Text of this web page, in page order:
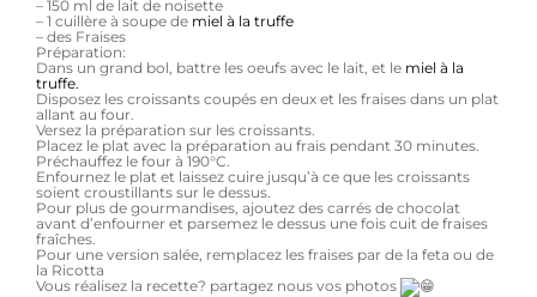
– 150 ml de lait de noisette
– 1 cuillère à soupe de miel à la truffe
– des Fraises
Préparation:
Dans un grand bol, battre les oeufs avec le lait, et le miel à la
truffe.
Disposez les croissants coupés en deux et les fraises dans un plat
allant au four.
Versez la préparation sur les croissants.
Placez le plat avec la préparation au frais pendant 30 minutes.
Préchauffez le four à 190°C.
Enfournez le plat et laissez cuire jusqu’à ce que les croissants
soient croustillants sur le dessus.
Pour plus de gourmandises, ajoutez des carrés de chocolat
avant d’enfourner et parsemez le dessus une fois cuit de fraises
fraîches.
Pour une version salée, remplacez les fraises par de la feta ou de
la Ricotta
Vous réalisez la recette? partagez nous vos photos